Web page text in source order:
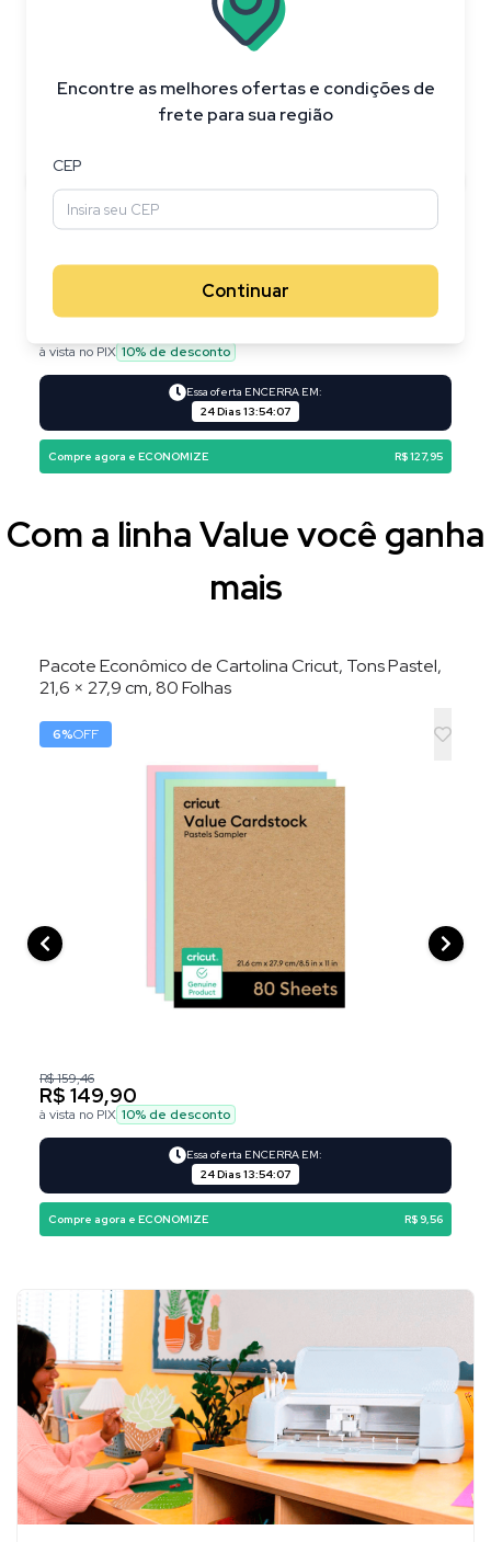
Encontre as melhores ofertas e condições de
frete para sua região
CEP
Continuar
R$ 626,95
à vista no PIX 10% de desconto
Essa oferta ENCERRA EM:
24 Dias13:54:06
Compre agora e ECONOMIZE R$ 127,95
Com a linha Value você ganha
mais
Pacote Econômico de Cartolina Cricut, Tons Pastel,
21,6 × 27,9 cm, 80 Folhas
6%OFF
R$ 159,46
R$ 149,90
à vista no PIX 10% de desconto
Essa oferta ENCERRA EM:
24 Dias13:54:06
Compre agora e ECONOMIZE R$ 9,56